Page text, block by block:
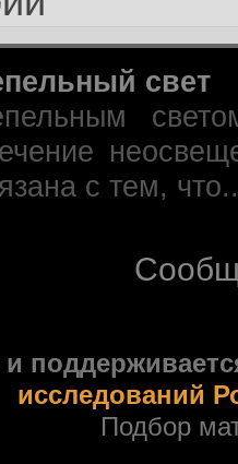
свет
с тем,
и
исследований
Подбор